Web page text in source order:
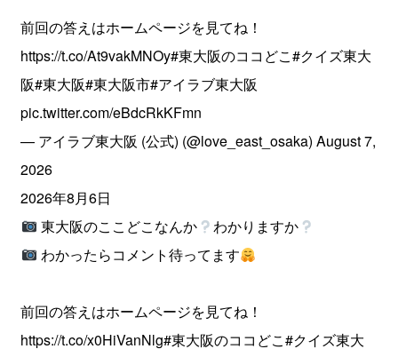
前回の答えはホームページを見てね！
https://t.co/At9vakMNOy#東大阪のココどこ#クイズ東大
阪#東大阪#東大阪市#アイラブ東大阪
pic.twitter.com/eBdcRkKFmn
— アイラブ東大阪 (公式) (@love_east_osaka)August 7,
2026
2026年8月6日
東大阪のここどこなんか
わかりますか
わかったらコメント待ってます
前回の答えはホームページを見てね！
https://t.co/x0HiVanNlg#東大阪のココどこ#クイズ東大